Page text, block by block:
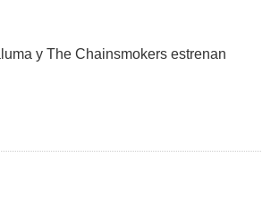
y The Chainsmokers estrenan